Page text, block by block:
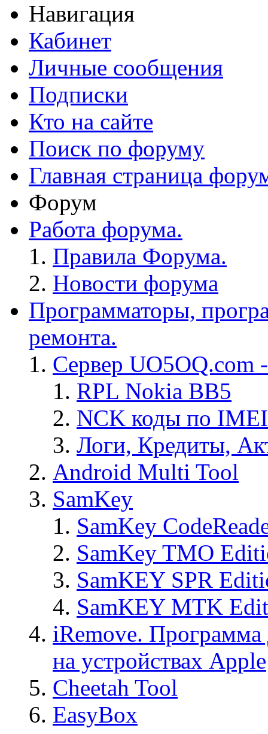
Навигация
Кабинет
Личные сообщения
Подписки
Кто на сайте
Поиск по форуму
Главная страница
Форум
Работа форума.
Правила Форума.
Новости форума
Программаторы,
ремонта.
Сервер
RPL Nokia BB5
NCK коды по IMEI
Логи, Кредиты,
Android Multi Tool
SamKey
SamKey
SamKey TMO
SamKEY SPR
SamKEY MTK
iRemove. Программа
на устройствах Apple
Cheetah Tool
EasyBox